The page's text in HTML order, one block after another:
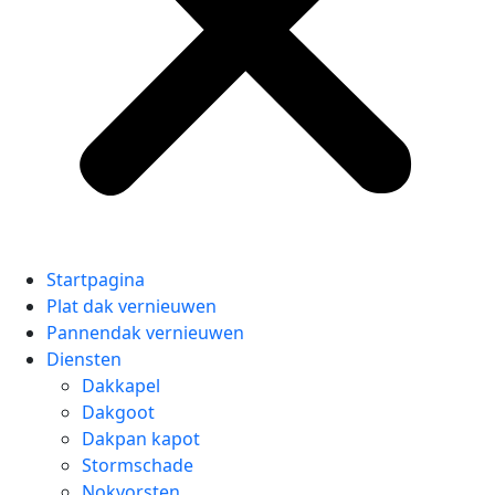
Startpagina
Plat dak vernieuwen
Pannendak vernieuwen
Diensten
Dakkapel
Dakgoot
Dakpan kapot
Stormschade